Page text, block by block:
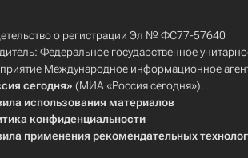
о регистрации Эл № ФС77-57640
Федеральное государственное
Международное информационное
сегодня» (МИА «Россия сегодня»).
использования материалов
конфиденциальности
применения рекомендательных